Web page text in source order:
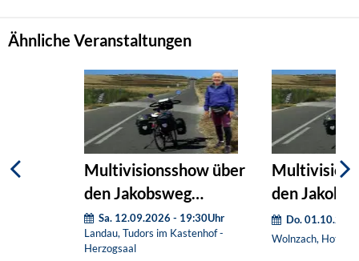
Ähnliche Veranstaltungen
Multivisionsshow über
den Jakobsweg
(Nachholtermin)
Sa. 12.09.2026 - 19:30Uhr
Landau, Tudors im Kastenhof -
Herzogsaal
den
Do.
Wolnzach, Hotel